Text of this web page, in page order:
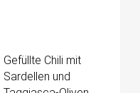
Gefüllte Chili mit
Sardellen und